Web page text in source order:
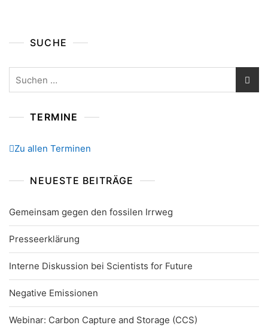
SUCHE
TERMINE
Zu allen Terminen
NEUESTE BEITRÄGE
Gemeinsam gegen den fossilen Irrweg
Presseerklärung
Interne Diskussion bei Scientists for Future
Negative Emissionen
Webinar: Carbon Capture and Storage (CCS)